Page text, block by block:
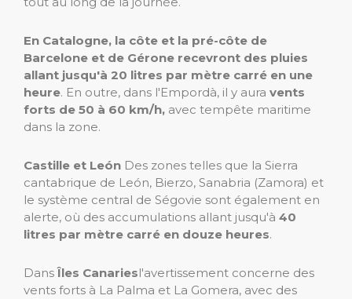
En Catalogne, la côte et la pré-côte de
Barcelone et de Gérone recevront des pluies
allant jusqu'à 20 litres par mètre carré en une
heure. En outre, dans l'Empordà, il y aura vents
forts de 50 à 60 km/h, avec tempête maritime
dans la zone.
Castille et León Des zones telles que la Sierra
cantabrique de León, Bierzo, Sanabria (Zamora) et
le système central de Ségovie sont également en
alerte, où des accumulations allant jusqu'à 40
litres par mètre carré en douze heures.
DansÎles Canariesl'avertissement concerne des
vents forts à La Palma et La Gomera, avec des